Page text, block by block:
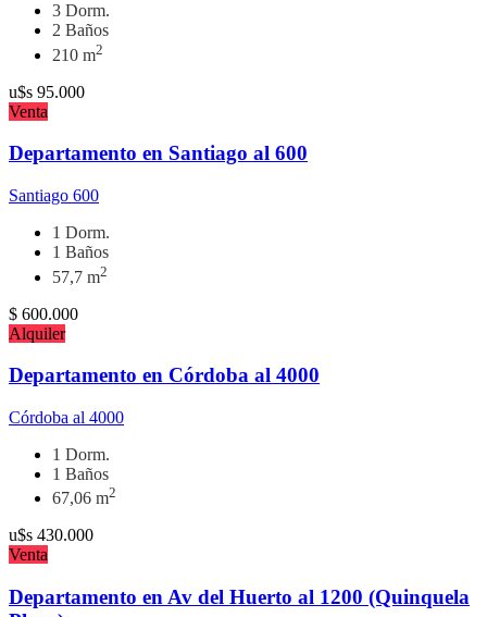
3 Dorm.
2 Baños
210 m2
u$s 95.000
Venta
Departamento en Santiago al 600
Santiago 600
1 Dorm.
1 Baños
57,7 m2
$ 600.000
Alquiler
Departamento en Córdoba al 4000
Córdoba al 4000
1 Dorm.
1 Baños
67,06 m2
u$s 430.000
Venta
Departamento en Av del Huerto al 1200 (Quinquela